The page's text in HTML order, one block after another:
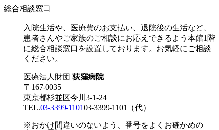
総合相談窓口
入院生活や、医療費のお支払い、退院後の生活など、
患者さんやご家族のご相談にお応えできるよう本館1階
に総合相談窓口を設置しております。お気軽にご相談
ください。
医療法人財団 荻窪病院
〒167-0035
東京都杉並区今川3-1-24
TEL.03-3399-110103-3399-1101 （代）
※おかけ間違いのないよう、番号をよくお確かめの